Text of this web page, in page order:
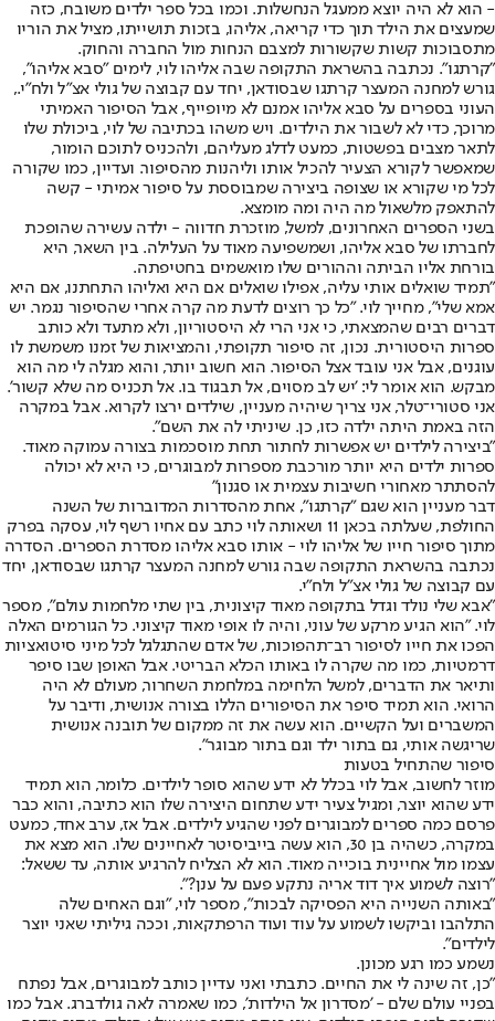
- הוא לא היה יוצא ממעגל הנחשלות. וכמו בכל ספר ילדים משובח, כזה
שמעצים את הילד תוך כדי קריאה, אליהו, בזכות תושייתו, מציל את הוריו
מתסבוכות קשות שקשורות למצבם הנחות מול החברה והחוק.
"קרתגו". נכתבה בהשראת התקופה שבה אליהו לוי, לימים "סבא אליהו",
גורש למחנה המעצר קרתגו שבסודאן, יחד עם קבוצה של גולי אצ"ל ולח"י.,
העוני בספרים על סבא אליהו אמנם לא מיופייף, אבל הסיפור האמיתי
מרוכך, כדי לא לשבור את הילדים. ויש משהו בכתיבה של לוי, ביכולת שלו
לתאר מצבים בפשטות, כמעט לדלג מעליהם, ולהכניס לתוכם הומור,
שמאפשר לקורא הצעיר להכיל אותו וליהנות מהסיפור. ועדיין, כמו שקורה
לכל מי שקורא או שצופה ביצירה שמבוססת על סיפור אמיתי - קשה
להתאפק מלשאול מה היה ומה מומצא.
בשני הספרים האחרונים, למשל, מוזכרת חדווה - ילדה עשירה שהופכת
לחברתו של סבא אליהו, ושמשפיעה מאוד על העלילה. בין השאר, היא
בורחת אליו הביתה וההורים שלו מואשמים בחטיפתה.
"תמיד שואלים אותי עליה, אפילו שואלים אם היא ואליהו התחתנו, אם היא
אמא שלי", מחייך לוי. "כל כך רוצים לדעת מה קרה אחרי שהסיפור נגמר. יש
דברים רבים שהמצאתי, כי אני הרי לא היסטוריון, ולא מתעד ולא כותב
ספרות היסטורית. נכון, זה סיפור תקופתי, והמציאות של זמנו משמשת לו
עוגנים, אבל אני עובד אצל הסיפור. הוא חשוב יותר, והוא מגלה לי מה הוא
מבקש. הוא אומר לי: 'יש לב מסוים, אל תבגוד בו. אל תכניס מה שלא קשור'.
אני סטורי־טלר, אני צריך שיהיה מעניין, שילדים ירצו לקרוא. אבל במקרה
הזה באמת היתה ילדה כזו, כן. שיניתי לה את השם".
"ביצירה לילדים יש אפשרות לחתור תחת מוסכמות בצורה עמוקה מאוד.
ספרות ילדים היא יותר מורכבת מספרות למבוגרים, כי היא לא יכולה
להסתתר מאחורי חשיבות עצמית או סגנון"
דבר מעניין הוא שגם "קרתגו", אחת מהסדרות המדוברות של השנה
החולפת, שעלתה בכאן 11 ושאותה לוי כתב עם אחיו רשף לוי, עסקה בפרק
מתוך סיפור חייו של אליהו לוי - אותו סבא אליהו מסדרת הספרים. הסדרה
נכתבה בהשראת התקופה שבה גורש למחנה המעצר קרתגו שבסודאן, יחד
עם קבוצה של גולי אצ"ל ולח"י.
"אבא שלי נולד וגדל בתקופה מאוד קיצונית, בין שתי מלחמות עולם", מספר
לוי. "הוא הגיע מרקע של עוני, והיה לו אופי מאוד קיצוני. כל הגורמים האלה
הפכו את חייו לסיפור רב־תהפוכות, של אדם שהתגלגל לכל מיני סיטואציות
דרמטיות, כמו מה שקרה לו באותו הכלא הבריטי. אבל האופן שבו סיפר
ותיאר את הדברים, למשל הלחימה במלחמת השחרור, מעולם לא היה
הרואי. הוא תמיד סיפר את הסיפורים הללו בצורה אנושית, ודיבר על
המשברים ועל הקשיים. הוא עשה את זה ממקום של תובנה אנושית
שריגשה אותי, גם בתור ילד וגם בתור מבוגר".
סיפור שהתחיל בטעות
מוזר לחשוב, אבל לוי בכלל לא ידע שהוא סופר לילדים. כלומר, הוא תמיד
ידע שהוא יוצר, ומגיל צעיר ידע שתחום היצירה שלו הוא כתיבה, והוא כבר
פרסם כמה ספרים למבוגרים לפני שהגיע לילדים. אבל אז, ערב אחד, כמעט
במקרה, כשהיה בן 30, הוא עשה בייביסיטר לאחיינים שלו. הוא מצא את
עצמו מול אחיינית בוכייה מאוד. הוא לא הצליח להרגיע אותה, עד ששאל:
"רוצה לשמוע איך דוד אריה נתקע פעם על ענן?".
"באותה השנייה היא הפסיקה לבכות", מספר לוי, "וגם האחים שלה
התלהבו וביקשו לשמוע על עוד ועוד הרפתקאות, וככה גיליתי שאני יוצר
לילדים".
נשמע כמו רגע מכונן.
"כן, זה שינה לי את החיים. כתבתי ואני עדיין כותב למבוגרים, אבל נפתח
בפניי עולם שלם - 'מסדרון אל הילדות', כמו שאמרה לאה גולדברג. אבל כמו